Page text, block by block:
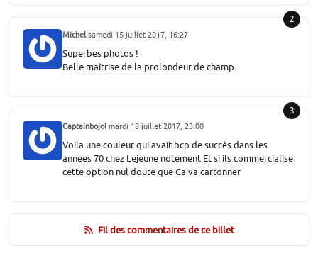
2
Michel samedi 15 juillet 2017, 16:27
Superbes photos !
Belle maîtrise de la prolondeur de champ.
3
Captainbojol mardi 18 juillet 2017, 23:00
Voila une couleur qui avait bcp de succès dans les
annees 70 chez Lejeune notement Et si ils commercialise
cette option nul doute que Ca va cartonner
Fil des commentaires de ce billet